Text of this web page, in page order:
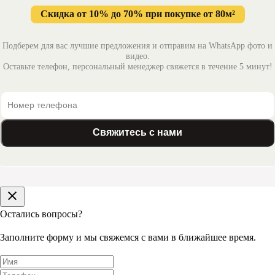
Заказы, сделанные до 16:00, при наличии на нашем складе
доставляются на следующий рабочий день или в другой
нашем складе, может занять дополнительное время — от 1
до 3 рабочих дней.
Мы доставляем заказы ежедневно с понедельника по
Заказы, оплаченные по безналичному расчёту (банковский
перевод, банковская карта, электронные деньги и пр.),
доставляются в срок до 3 рабочих дней с момента
поступления оплаты на наш расчётный счёт.
Если вам нужна доставка в другое время, уточните
Доставка «до порога» и дополнительные платные услуги:
офиса, склада или другой конечной точки
Скидка от 10% до 70% при покупке от 80м²
Подберем для вас лучшие предложения и отправим на WhatsApp фото и
видео.
Оставьте телефон, персональный менеджер свяжется в течение 5 минут!
Свяжитесь с нами
Остались вопросы?
Заполните форму и мы свяжемся с вами в ближайшее время.